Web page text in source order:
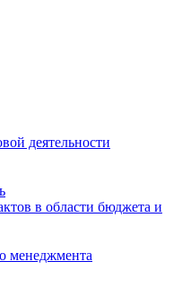
деятельности
в области бюджета и
менеджмента